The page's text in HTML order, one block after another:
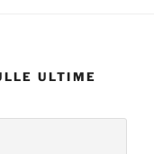
ULTIME